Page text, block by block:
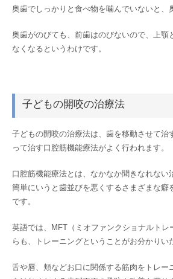
奥歯でしっかりと食べ物を噛んでいないと、
奥歯がのびても、前歯はのびないので、上顎
なくなるというわけです。
子どもの開咬の治療法
子どもの開咬の治療法は、歯を移動させて治
って治す口腔筋機能療法がよく行われます。
口腔筋機能療法とは、なかなか聞きなれない
簡単にいうと歯並びを悪くするさまざまな癖
です。
英語では、MFT（ミオファンクショナルトレ
らも、トレーニングということがお分かりい
舌や唇、頬などお口に関係する筋肉をトレー